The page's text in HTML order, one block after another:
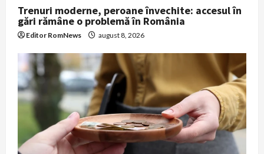
Trenuri moderne, peroane învechite: accesul în
gări rămâne o problemă în România
Editor RomNews august 8, 2026